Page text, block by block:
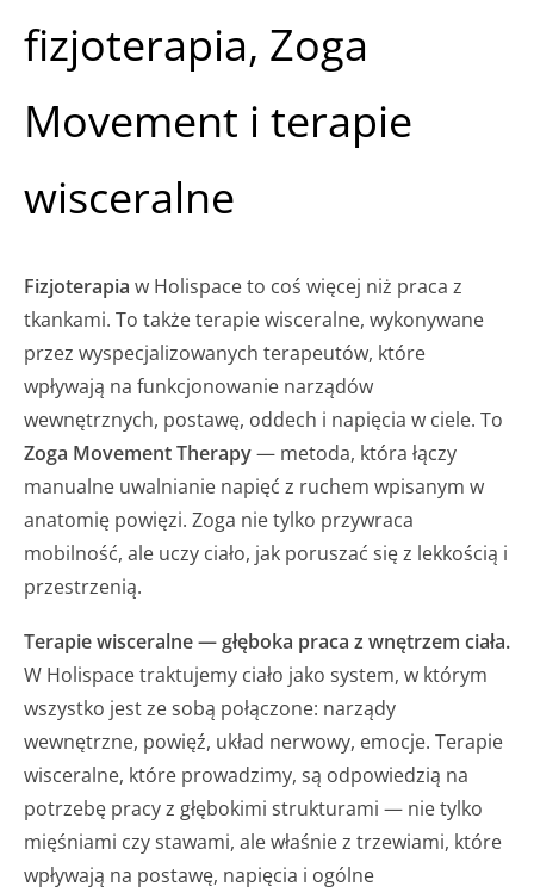
fizjoterapia, Zoga
Movement i terapie
wisceralne
Fizjoterapia w Holispace to coś więcej niż praca z
tkankami. To także terapie wisceralne, wykonywane
przez wyspecjalizowanych terapeutów, które
wpływają na funkcjonowanie narządów
wewnętrznych, postawę, oddech i napięcia w ciele. To
Zoga Movement Therapy— metoda, która łączy
manualne uwalnianie napięć z ruchem wpisanym w
anatomię powięzi. Zoga nie tylko przywraca
mobilność, ale uczy ciało, jak poruszać się z lekkością i
przestrzenią.
Terapie wisceralne — głęboka praca z wnętrzem ciała.
W Holispace traktujemy ciało jako system, w którym
wszystko jest ze sobą połączone: narządy
wewnętrzne, powięź, układ nerwowy, emocje. Terapie
wisceralne, które prowadzimy, są odpowiedzią na
potrzebę pracy z głębokimi strukturami — nie tylko
mięśniami czy stawami, ale właśnie z trzewiami, które
wpływają na postawę, napięcia i ogólne